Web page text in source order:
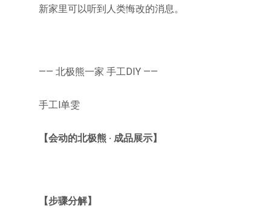
新家里可以听到人类悔改的消息。
—— 北极熊一家 手工DIY ——
手工l单雯
【会动的北极熊 · 成品展示】
【步骤分解】